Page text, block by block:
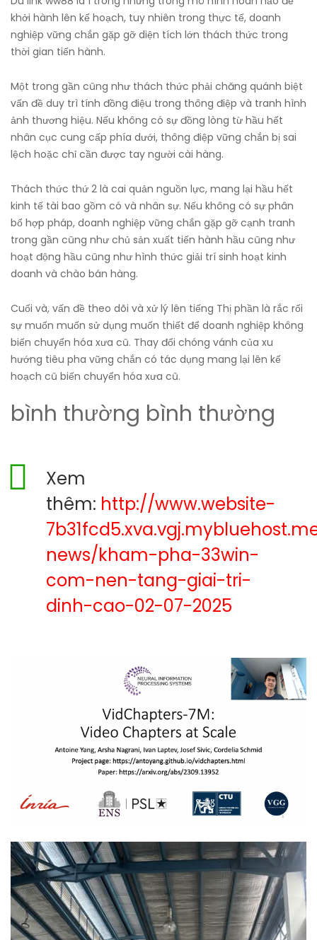
khởi hành lên kế hoạch, tuy nhiên trong thực tế, doanh
nghiệp vững chắn gặp gỡ diện tích lớn thách thức trong
thời gian tiến hành.
Một trong gần cũng như thách thức phải chăng quánh biệt
vấn đề duy trì tính đồng điệu trong thông điệp và tranh hình
ảnh thương hiệu. Nếu không có sự đồng lòng từ hầu hết
nhân cục cung cấp phía dưới, thông điệp vững chắn bị sai
lệch hoặc chỉ cần được tay người cài hàng.
Thách thức thứ 2 là cai quản nguồn lực, mang lại hầu hết
kinh tế tài bao gồm có và nhân sự. Nếu không có sự phân
bổ hợp pháp, doanh nghiệp vững chắn gặp gỡ cạnh tranh
trong gần cũng như chủ sản xuất tiến hành hầu cũng như
hoạt động hầu cũng như hình thức giải trí sinh hoạt kinh
doanh và chào bán hàng.
Cuối và, vấn đề theo dõi và xử lý lên tiếng Thị phần là rắc rối
sự muốn muốn sử dụng muốn thiết để doanh nghiệp không
biến chuyển hóa xưa cũ. Thay đổi chóng vánh của xu
hướng tiêu pha vững chắn có tác dụng mang lại lên kế
hoạch cũ biến chuyển hóa xưa cũ.
bình thường bình thường
Xem
thêm: http://www.website-
news/kham-pha-33win-
com-nen-tang-giai-tri-
dinh-cao-02-07-2025